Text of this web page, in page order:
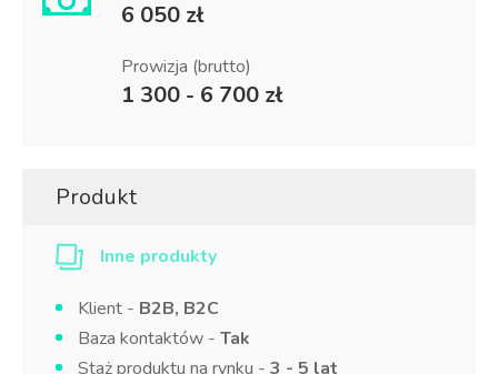
6 050 zł
Prowizja (brutto)
1 300 - 6 700 zł
Produkt
Inne produkty
Klient - B2B, B2C
Baza kontaktów - Tak
Staż produktu na rynku - 3 - 5 lat